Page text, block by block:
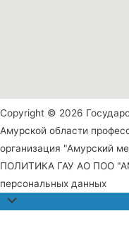
Copyright © 2026
Амурской области
организация "Амурский
ПОЛИТИКА ГАУ АО ПОО
персональных данных
Прокрутить